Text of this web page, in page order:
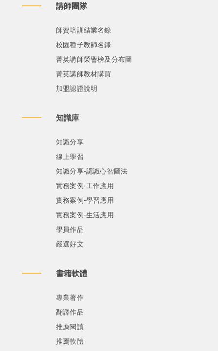
講師團隊
師資培訓結業名錄
校園種子教師名錄
菁英講師榮譽榜及分布圖
菁英講師教材購買
加盟認證說明
知識庫
知識分享
線上學習
知識分享-認識心智圖法
實務案例-工作應用
實務案例-學習應用
實務案例-生活應用
學員作品
嚴選好文
書籍軟體
專業著作
翻譯作品
推薦閱讀
推薦軟體